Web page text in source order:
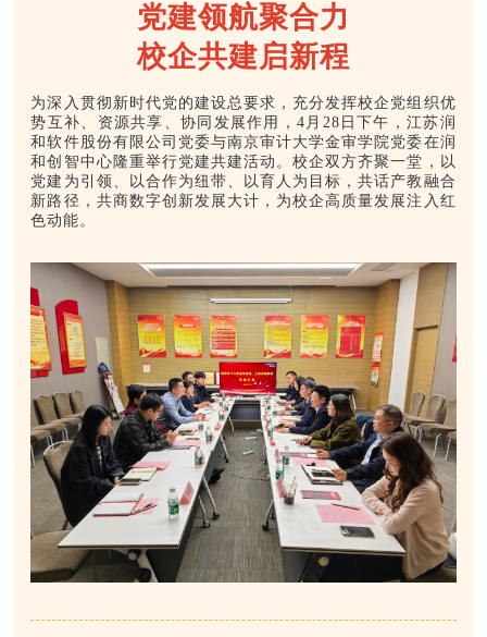
党建领航聚合力
校企共建启新程
为深入贯彻新时代党的建设总要求，充分发挥校企党组织优
势互补、资源共享、协同发展作用，4月28日下午，江苏润
和软件股份有限公司党委与南京审计大学金审学院党委在润
和创智中心隆重举行党建共建活动。校企双方齐聚一堂，以
党建为引领、以合作为纽带、以育人为目标，共话产教融合
新路径，共商数字创新发展大计，为校企高质量发展注入红
色动能。